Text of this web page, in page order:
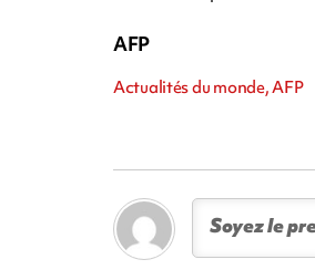
AFP
Actualités du monde, AFP